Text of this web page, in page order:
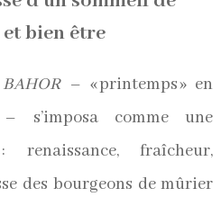
bien être
BAHOR– « printemps » en
s’imposa comme une
: renaissance, fraîcheur,
des bourgeons de mûrier